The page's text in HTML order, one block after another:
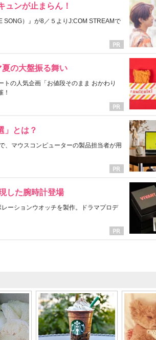
ュンが止まらん！
SONG）』が8／５よりJ:COM STREAMで
の大盤振る舞い
の人気企画「お値段そのまま おかわり
！
」とは？
、マウスコンピューターの製品担当者が用
した腕時計登場
ーションウオッチを製作。ドラマプロデ